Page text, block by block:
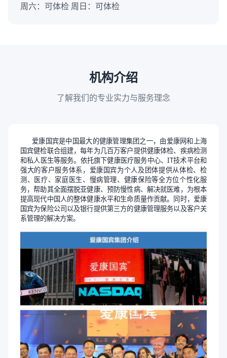
周六：可体检 周日：可体检
机构介绍
了解我们的专业实力与服务理念
爱康国宾是中国最大的健康管理集团之一，由爱康网和上海
国宾健检联合组建，每年为几百万客户提供健康体检、疾病检测
和私人医生等服务。依托旗下健康医疗服务中心、IT技术平台和
强大的客户服务体系，爱康国宾为个人及团体提供从体检、检
测、医疗、家庭医生、慢病管理、健康保险等全方位个性化服
务，帮助其全面摆脱亚健康、预防慢性病、解决就医难，为根本
提高现代中国人的整体健康水平和生命质量作贡献。同时，爱康
国宾为保险公司以及银行提供第三方的健康管理服务以及客户关
系管理的解决方案。